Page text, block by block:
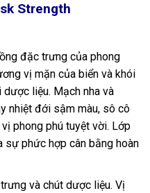
Strength
đặc trưng của phong
vị mặn của biển và khói
dược liệu. Mạch nha và
nhiệt đới sậm màu, sô cô
phong phú tuyệt vời. Lớp
sự phức hợp cân bằng hoàn
và chút dược liệu. Vị